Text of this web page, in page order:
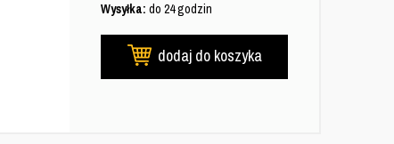
Wysyłka: do 24 godzin
dodaj do koszyka